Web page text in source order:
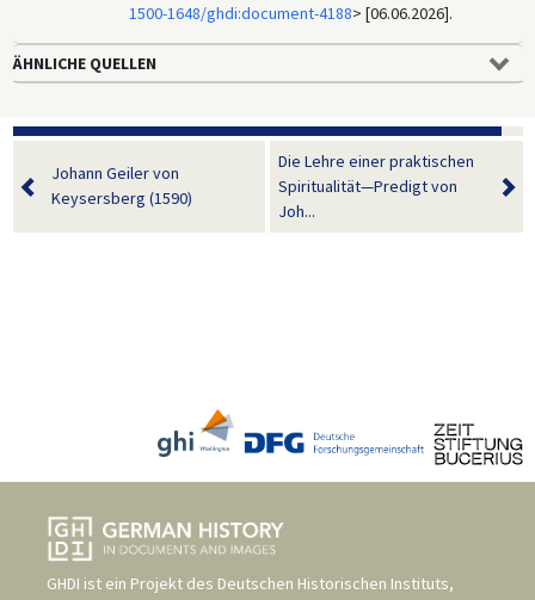
1500-1648/ghdi:document-4188> [06.06.2026].
ÄHNLICHE QUELLEN
Johann Geiler von
Keysersberg (1590)
Die Lehre einer praktischen
Spiritualität—Predigt von
Joh...
GHDI ist ein Projekt des Deutschen Historischen Instituts,